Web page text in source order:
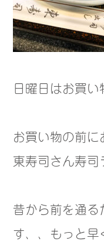
日曜日はお買い
お買い物の前
東寿司さん寿司
昔から前を通
す、、もっと早